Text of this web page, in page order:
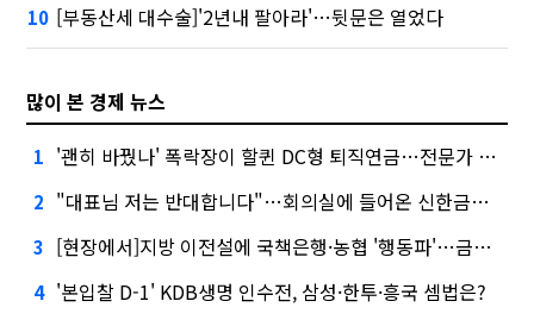
10 [부동산세 대수술]'2년내 팔아라'…뒷문은 열었다
많이 본 경제 뉴스
1 '괜히 바꿨나' 폭락장이 할퀸 DC형 퇴직연금…전문가 조언은
2 "대표님 저는 반대합니다"…회의실에 들어온 신한금융 AI
3 [현장에서]지방 이전설에 국책은행·농협 '행동파'…금감원 '신중모드'
4 '본입찰 D-1' KDB생명 인수전, 삼성·한투·흥국 셈법은?